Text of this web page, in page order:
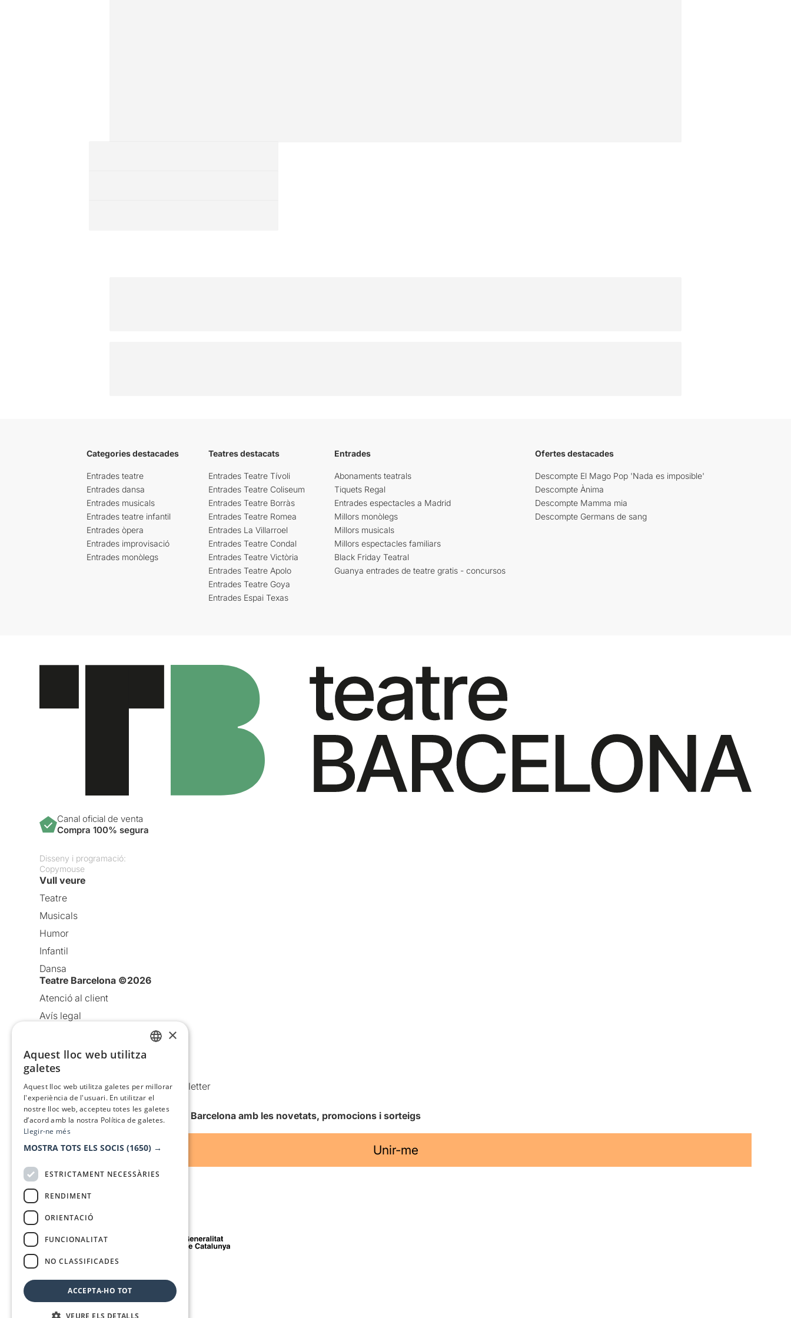
Categories destacades
Entrades teatre
Entrades dansa
Entrades musicals
Entrades teatre infantil
Entrades òpera
Entrades improvisació
Entrades monòlegs
Teatres destacats
Entrades Teatre Tívoli
Entrades Teatre Coliseum
Entrades Teatre Borràs
Entrades Teatre Romea
Entrades La Villarroel
Entrades Teatre Condal
Entrades Teatre Victòria
Entrades Teatre Apolo
Entrades Teatre Goya
Entrades Espai Texas
Entrades
Abonaments teatrals
Tiquets Regal
Entrades espectacles a Madrid
Millors monòlegs
Millors musicals
Millors espectacles familiars
Black Friday Teatral
Guanya entrades de teatre gratis - concursos
Ofertes destacades
Descompte El Mago Pop 'Nada es imposible'
Descompte Ànima
Descompte Mamma mia
Descompte Germans de sang
Canal oficial de venta
Compra 100% segura
Disseny i programació:
Copymouse
Vull veure
Teatre
Musicals
Humor
Infantil
Dansa
Teatre Barcelona ©2026
Atenció al client
Avís legal
Política de cookies
Condicions d’ús
Comunicacions comercials i Newsletter
Anuncia’t
Vull rebre la newsletter de Teatre Barcelona amb les novetats, promocions i sorteigs
Unir-me
Amb el suport de
×
Aquest lloc web utilitza
galetes
Aquest lloc web utilitza galetes per millorar
l'experiència de l'usuari. En utilitzar el
nostre lloc web, accepteu totes les galetes
d’acord amb la nostra Política de galetes.
Llegir-ne més
MOSTRA TOTS ELS SOCIS (1650) →
ESTRICTAMENT NECESSÀRIES
RENDIMENT
ORIENTACIÓ
FUNCIONALITAT
NO CLASSIFICADES
ACCEPTA-HO TOT
VEURE ELS DETALLS